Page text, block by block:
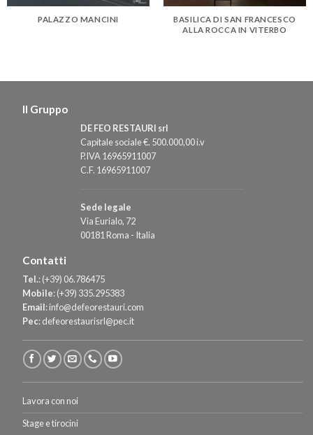
PALAZZO MANCINI
BASILICA DI SAN FRANCESCO
ALLA ROCCA IN VITERBO
Il Gruppo
DE FEO RESTAURI srl
Capitale sociale €. 500.000,00 i.v
P.IVA 16965911007
C.F. 16965911007
Sede legale
Via Eurialo, 72
00181 Roma - Italia
Contatti
Tel.:(+39) 06.786475
Mobile:(+39) 335.295383
Email:info@defeorestauri.com
Pec:defeorestaurisrl@pec.it
Lavora con noi
Stage e tirocini